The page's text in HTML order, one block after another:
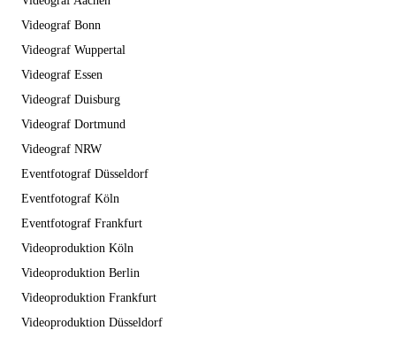
Videograf Bonn
Videograf Wuppertal
Videograf Essen
Videograf Duisburg
Videograf Dortmund
Videograf NRW
Eventfotograf Düsseldorf
Eventfotograf Köln
Eventfotograf Frankfurt
Videoproduktion Köln
Videoproduktion Berlin
Videoproduktion Frankfurt
Videoproduktion Düsseldorf